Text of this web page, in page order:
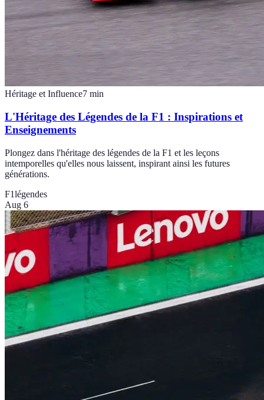
Héritage et Influence7 min
L'Héritage des Légendes de la F1 : Inspirations et
Enseignements
Plongez dans l'héritage des légendes de la F1 et les leçons
intemporelles qu'elles nous laissent, inspirant ainsi les futures
générations.
F1légendes
Aug 6